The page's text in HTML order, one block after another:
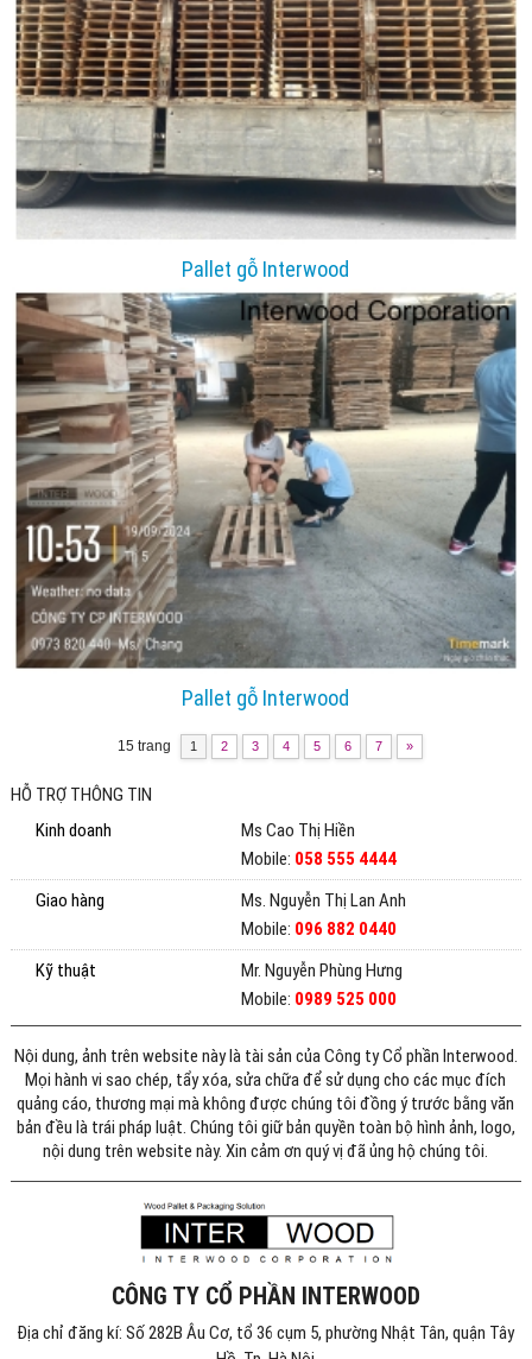
Pallet gỗ Interwood
Pallet gỗ Interwood
15 trang 1 2 3 4 5 6 7 »
HỖ TRỢ THÔNG TIN
Kinh doanh
Ms Cao Thị Hiền
Mobile: 058 555 4444
Giao hàng
Ms. Nguyễn Thị Lan Anh
Mobile: 096 882 0440
Kỹ thuật
Mr. Nguyễn Phùng Hưng
Mobile: 0989 525 000
Nội dung, ảnh trên website này là tài sản của Công ty Cổ phần Interwood.
Mọi hành vi sao chép, tẩy xóa, sửa chữa để sử dụng cho các mục đích
quảng cáo, thương mại mà không được chúng tôi đồng ý trước bằng văn
bản đều là trái pháp luật. Chúng tôi giữ bản quyền toàn bộ hình ảnh, logo,
nội dung trên website này. Xin cảm ơn quý vị đã ủng hộ chúng tôi.
CÔNG TY CỔ PHẦN INTERWOOD
Địa chỉ đăng kí: Số 282B Âu Cơ, tổ 36 cụm 5, phường Nhật Tân, quận Tây